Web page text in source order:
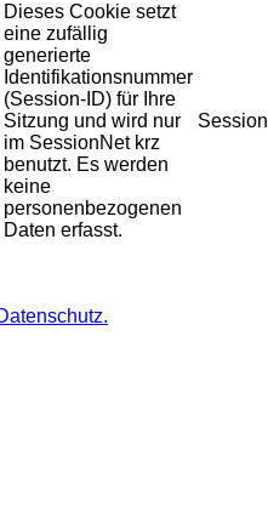
Dieses Cookie setzt
eine zufällig
generierte
Identifikationsnummer
(Session-ID) für Ihre
Sitzung und wird nur
im SessionNet krz
benutzt. Es werden
keine
personenbezogenen
Daten erfasst.
Session